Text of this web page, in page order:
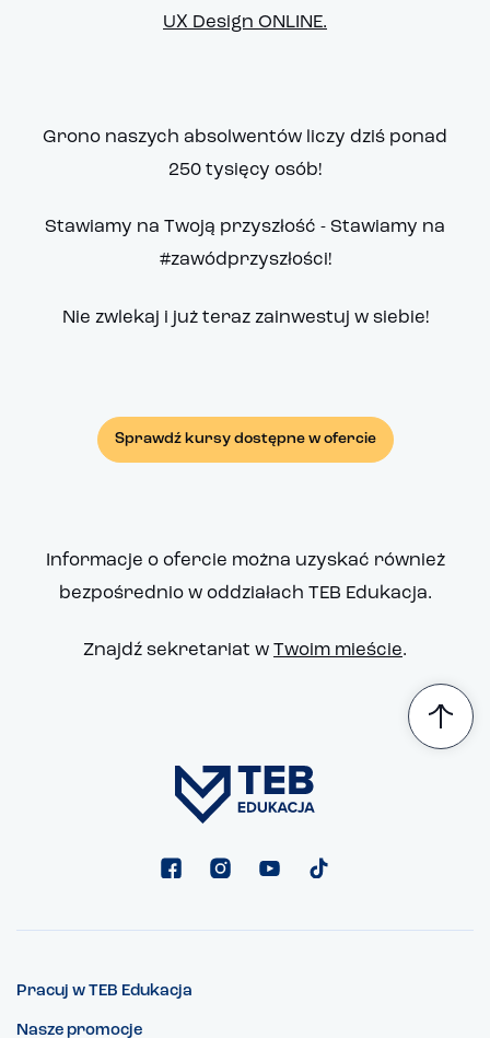
UX Design ONLINE.
Grono naszych absolwentów liczy dziś ponad
250 tysięcy osób!
Stawiamy na Twoją przyszłość - Stawiamy na
#zawódprzyszłości!
Nie zwlekaj i już teraz zainwestuj w siebie!
Sprawdź kursy dostępne w ofercie
Informacje o ofercie można uzyskać również
bezpośrednio w oddziałach TEB Edukacja.
Znajdź sekretariat w Twoim mieście.
Pracuj w TEB Edukacja
Nasze promocje